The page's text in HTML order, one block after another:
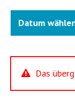
Datum
Das